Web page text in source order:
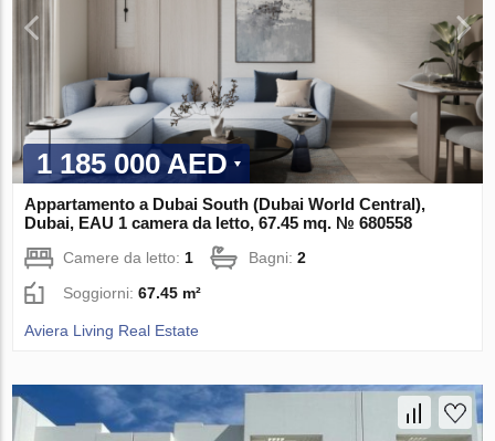
1 185 000 AED
Appartamento a Dubai South (Dubai World Central),
Dubai, EAU 1 camera da letto, 67.45 mq. № 680558
Camere da letto: 1 Bagni:2
Soggiorni:67.45 m²
Aviera Living Real Estate